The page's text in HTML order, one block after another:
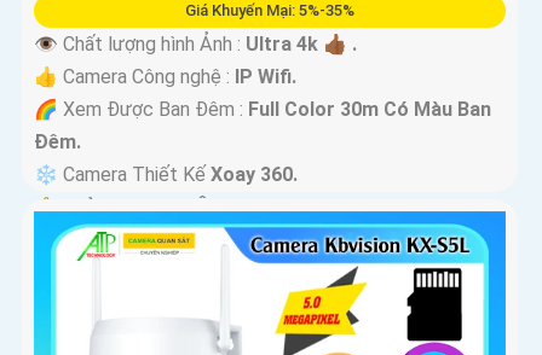
Giá Khuyến Mại: 5%-35%
👁 Chất lượng hình Ảnh : Ultra 4k 👍🏾 .
👍 Camera Công nghệ : IP Wifi.
🌈 Xem Được Ban Đêm : Full Color 30m Có Màu Ban
Ðêm.
❄ Camera Thiết Kế Xoay 360.
️🔔 Khả Năng :Thu Âm Và Loa.